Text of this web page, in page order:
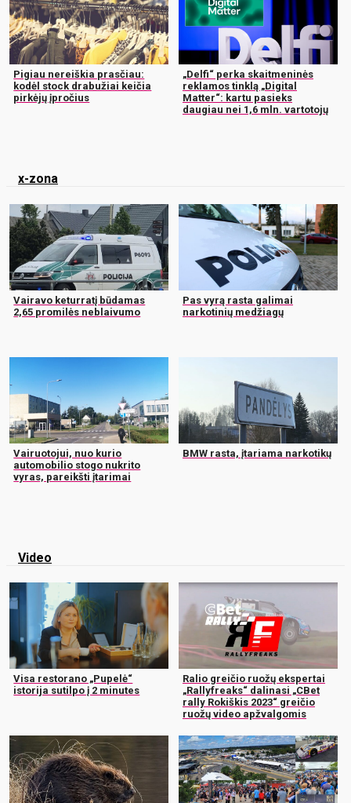
Pigiau nereiškia prasčiau:
kodėl stock drabužiai keičia
pirkėjų įpročius
„Delfi“ perka skaitmeninės
reklamos tinklą „Digital
Matter“: kartu pasieks
daugiau nei 1,6 mln. vartotojų
x-zona
Vairavo keturratį būdamas
2,65 promilės neblaivumo
Pas vyrą rasta galimai
narkotinių medžiagų
Vairuotojui, nuo kurio
automobilio stogo nukrito
vyras, pareikšti įtarimai
BMW rasta, įtariama narkotikų
Video
Visa restorano „Pupelė“
istorija sutilpo į 2 minutes
Ralio greičio ruožų ekspertai
„Rallyfreaks“ dalinasi „CBet
rally Rokiškis 2023“ greičio
ruožų video apžvalgomis